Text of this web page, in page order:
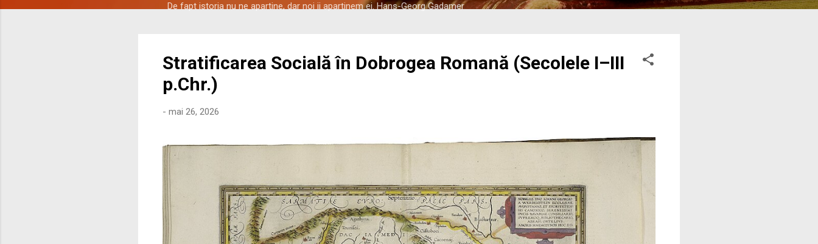
De fapt istoria nu ne apartine, dar noi ii apartinem ei. Hans-Georg Gadamer
Stratificarea Socială în Dobrogea Romană (Secolele I–III
p.Chr.)
- mai 26, 2026